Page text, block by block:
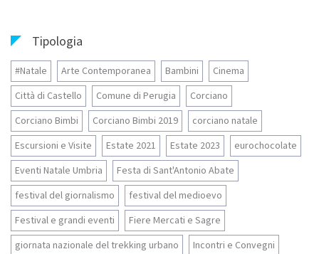
Tipologia
#Natale Arte Contemporanea Bambini
Cinema
Città di Castello
Comune di Perugia
Corciano
Corciano Bimbi
Corciano Bimbi 2019
corciano natale
Escursioni e Visite
Estate 2021 Estate 2023
eurochocolate
Eventi Natale Umbria
Festa di Sant'Antonio Abate
festival del giornalismo
festival del medioevo
Festival e grandi eventi
Fiere Mercati e Sagre
giornata nazionale del trekking urbano
Incontri e Convegni